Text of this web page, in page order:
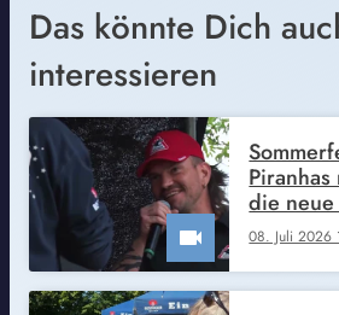
Das könnte Dich
interessieren
08. Juli 2026
die neue